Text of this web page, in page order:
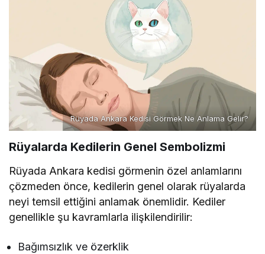
Rüyada Ankara Kedisi Görmek Ne Anlama Gelir?
Rüyalarda Kedilerin Genel Sembolizmi
Rüyada Ankara kedisi görmenin özel anlamlarını
çözmeden önce, kedilerin genel olarak rüyalarda
neyi temsil ettiğini anlamak önemlidir. Kediler
genellikle şu kavramlarla ilişkilendirilir:
Bağımsızlık ve özerklik